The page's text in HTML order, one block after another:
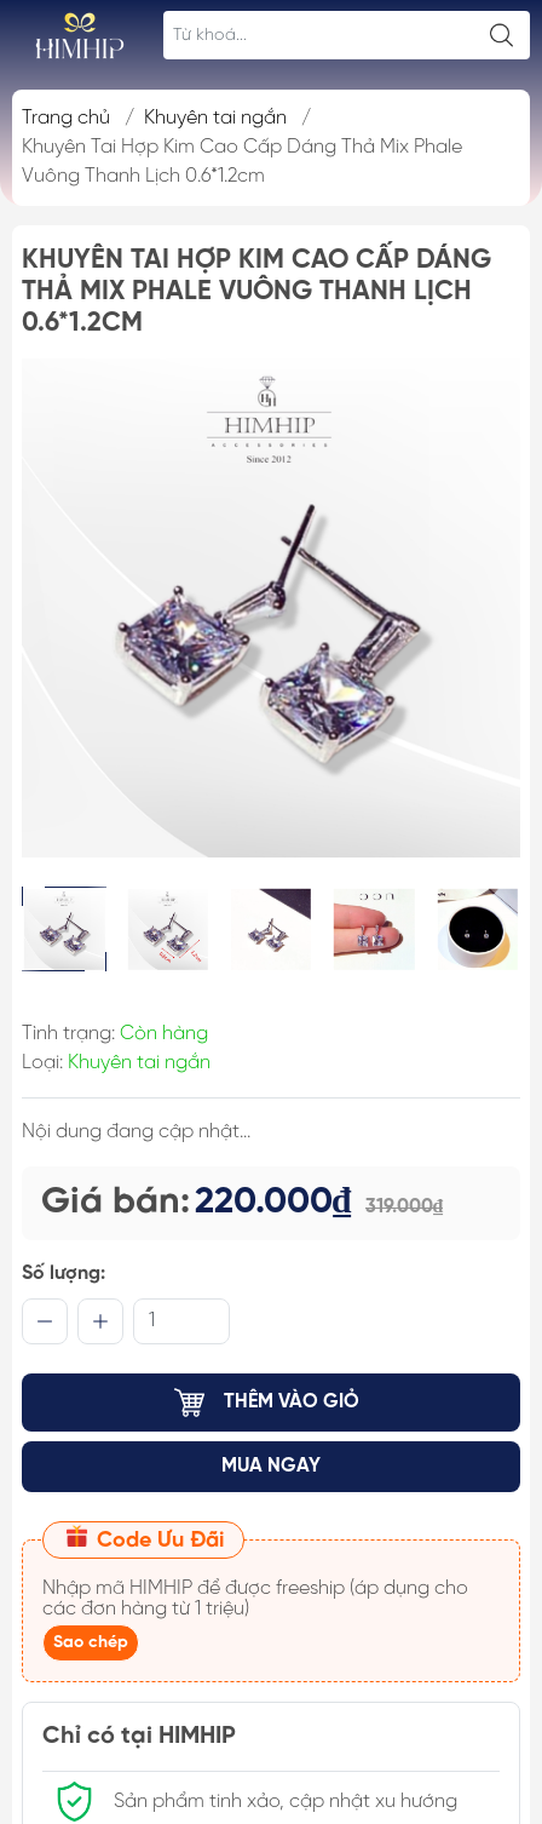
Trang chủ / Khuyên tai ngắn
/
Khuyên Tai Hợp Kim Cao Cấp Dáng Thả Mix Phale
Vuông Thanh Lịch 0.6*1.2cm
KHUYÊN TAI HỢP KIM CAO CẤP DÁNG
THẢ MIX PHALE VUÔNG THANH LỊCH
0.6*1.2CM
Tình trạng: Còn hàng
Loại: Khuyên tai ngắn
Nội dung đang cập nhật...
Giá bán:220.000₫ 319.000₫
Số lượng:
THÊM VÀO GIỎ
MUA NGAY
Code Ưu Đãi
Nhập mã HIMHIP
các đơn hàng từ 1 triệu)
Sao chép
Chỉ có tại HIMHIP
Sản phẩm tinh xảo, cập nhật xu hướng